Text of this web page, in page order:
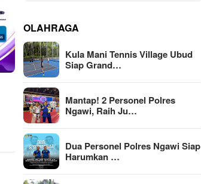
OLAHRAGA
Kula Mani Tennis Village Ubud
Siap Grand…
Mantap! 2 Personel Polres
Ngawi, Raih Ju…
Dua Personel Polres Ngawi Siap
Harumkan …